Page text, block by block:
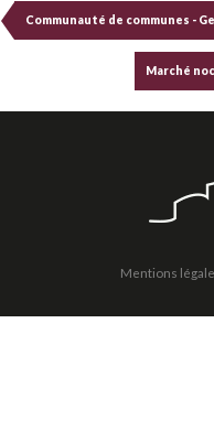
Communauté de communes -
Marché
Mentions